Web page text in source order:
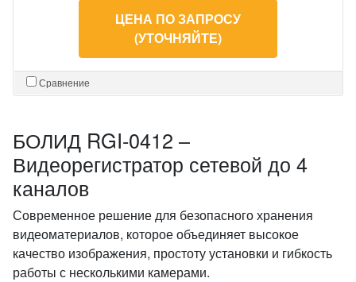
ЦЕНА ПО ЗАПРОСУ
(УТОЧНЯЙТЕ)
Сравнение
БОЛИД RGI-0412 –
Видеорегистратор сетевой до 4
каналов
Современное решение для безопасного хранения
видеоматериалов, которое объединяет высокое
качество изображения, простоту установки и гибкость
работы с несколькими камерами.